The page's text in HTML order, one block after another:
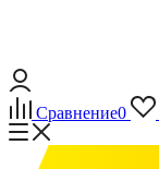
Сравнение0